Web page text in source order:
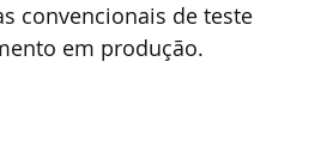
convencionais de teste
em produção.